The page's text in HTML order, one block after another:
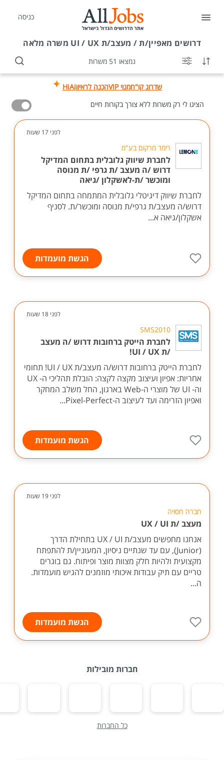
כניסה
דרושים מאפיין/ת / מעצב/ת UI / UX משרה מלאה
נמצאו 51 משרות
שדרוג קו"חמנוי VIP הכנה לראיוןHiAi
הציגו לי רק משרות ללא צורך בקורות חיים
לפני 17 שעות
רימד מרקום בע"מ
לחברת שיווק גלובלית בתחום המדיקל
דרוש /ה מעצב /ת גרפי /ת מנוסה
ומוכשר /ת-לאשקלון /גיאה
לחברת שיווק דיגיטלי גלובלית המתמחה בתחום המדיקל
דרוש/ה מעצב/ת גרפי/ת מנוסה ומוכשר/ת. לסניף
אשקלון/גיאה א...
הגשת מועמדות
לפני 18 שעות
SMS2010
לחברת הייטק ברחובות דרוש /ה מעצב
/ת UI / UX!
לחברת הייטק ברחובות דרוש/ה מעצב/ת UI / UX! תחומי
אחריות: אפיון ועיצוב מקצה לקצה: הובלת תהליכי ה- UX
וה- UI של מוצרי ה-Web בארגון, החל משלב המחקר
ואפיון הזרימה ועד לעיצוב ה-Pixel-Perfect...
הגשת מועמדות
לפני 19 שעות
חברה חסויה
מעצב /ת UX / UI
אנחנו מחפשים מעצב/ת UX / UI בתחילת הדרך
(Junior), עם עד שנתיים ניסיון, המעוניין/ת להתפתח
מקצועית ולהיות חלק מצוות מוצר ופיתוח. גם בוגרים
טריים עם תיק עבודות איכותי מוזמנים להגיש מועמדות.
ה...
הגשת מועמדות
חברות מובילות
כל החברות